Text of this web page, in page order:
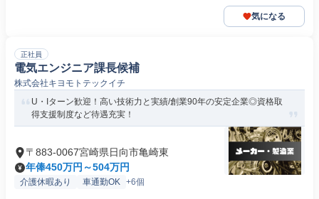
気になる
正社員
電気エンジニア課長候補
株式会社キヨモトテックイチ
U・Iターン歓迎！高い技術力と実績/創業90年の安定企業◎資格取
得支援制度など待遇充実！
〒883-0067宮崎県日向市亀崎東
年俸450万円～504万円
介護休暇あり 車通勤OK +6個